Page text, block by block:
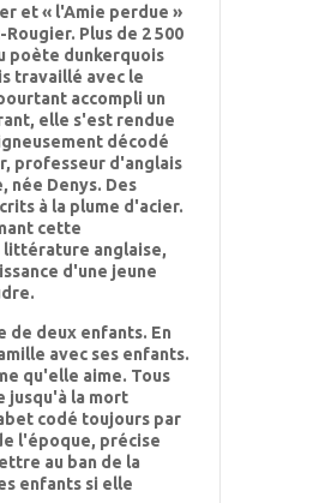
et « l'Amie perdue »
Plus de 2 500
poète dunkerquois
travaillé avec le
accompli un
elle s'est rendue
décodé
professeur d'anglais
née Denys. Des
à la plume d'acier.
cette
littérature anglaise,
d'une jeune
de deux enfants. En
avec ses enfants.
qu'elle aime. Tous
jusqu'à la mort
codé toujours par
l'époque, précise
au ban de la
enfants si elle